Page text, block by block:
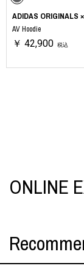
ADIDAS ORIGINALS ×
AV Hoodie
￥ 42,900 税込
ONLINE